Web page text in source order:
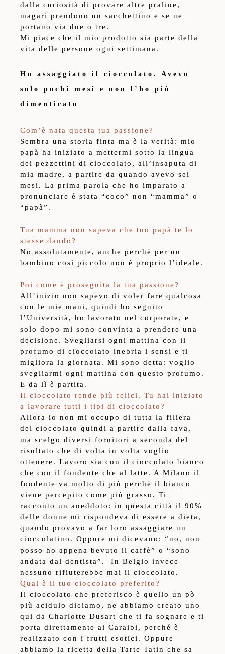
dalla curiosità di provare altre praline,
magari prendono un sacchettino e se ne
portano via due o tre.
Mi piace che il mio prodotto sia parte della
vita delle persone ogni settimana.
Ho assaggiato il cioccolato. Avevo
solo pochi mesi e non l’ho più
dimenticato
Com’è nata questa tua passione?
Sembra una storia finta ma è la verità: mio
papà ha iniziato a mettermi sotto la lingua
dei pezzettini di cioccolato, all’insaputa di
mia madre, a partire da quando avevo sei
mesi. La prima parola che ho imparato a
pronunciare è stata “coco” non “mamma” o
“papà”.
Tua mamma non sapeva che tuo papà te lo
stesse dando?
No assolutamente, anche perchè per un
bambino così piccolo non è proprio l’ideale.
Poi come è proseguita la tua passione?
All’inizio non sapevo di voler fare qualcosa
con le mie mani, quindi ho seguito
l’Università, ho lavorato nel corporate, e
solo dopo mi sono convinta a prendere una
decisione. Svegliarsi ogni mattina con il
profumo di cioccolato inebria i sensi e ti
migliora la giornata. Mi sono detta: voglio
svegliarmi ogni mattina con questo profumo.
E da lì è partita.
Il cioccolato rende più felici. Tu hai iniziato
a lavorare tutti i tipi di cioccolato?
Allora io non mi occupo di tutta la filiera
del cioccolato quindi a partire dalla fava,
ma scelgo diversi fornitori a seconda del
risultato che di volta in volta voglio
ottenere. Lavoro sia con il cioccolato bianco
che con il fondente che al latte. A Milano il
fondente va molto di più perchè il bianco
viene percepito come più grasso. Ti
racconto un aneddoto: in questa città il 90%
delle donne mi rispondeva di essere a dieta,
quando provavo a far loro assaggiare un
cioccolatino. Oppure mi dicevano: “no, non
posso ho appena bevuto il caffè” o “sono
andata dal dentista”. In Belgio invece
nessuno rifiuterebbe mai il cioccolato.
Qual è il tuo cioccolato preferito?
Il cioccolato che preferisco è quello un pò
più acidulo diciamo, ne abbiamo creato uno
qui da Charlotte Dusart che ti fa sognare e ti
porta direttamente ai Caraibi, perché è
realizzato con i frutti esotici. Oppure
abbiamo la ricetta della Tarte Tatin che sa